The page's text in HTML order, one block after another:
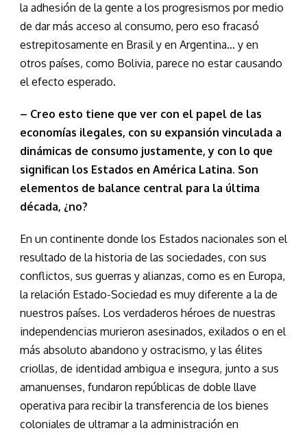
la adhesión de la gente a los progresismos por medio
de dar más acceso al consumo, pero eso fracasó
estrepitosamente en Brasil y en Argentina… y en
otros países, como Bolivia, parece no estar causando
el efecto esperado.
– Creo esto tiene que ver con el papel de las
economías ilegales, con su expansión vinculada a
dinámicas de consumo justamente, y con lo que
significan los Estados en América Latina. Son
elementos de balance central para la última
década, ¿no?
En un continente donde los Estados nacionales son el
resultado de la historia de las sociedades, con sus
conflictos, sus guerras y alianzas, como es en Europa,
la relación Estado-Sociedad es muy diferente a la de
nuestros países. Los verdaderos héroes de nuestras
independencias murieron asesinados, exilados o en el
más absoluto abandono y ostracismo, y las élites
criollas, de identidad ambigua e insegura, junto a sus
amanuenses, fundaron repúblicas de doble llave
operativa para recibir la transferencia de los bienes
coloniales de ultramar a la administración en